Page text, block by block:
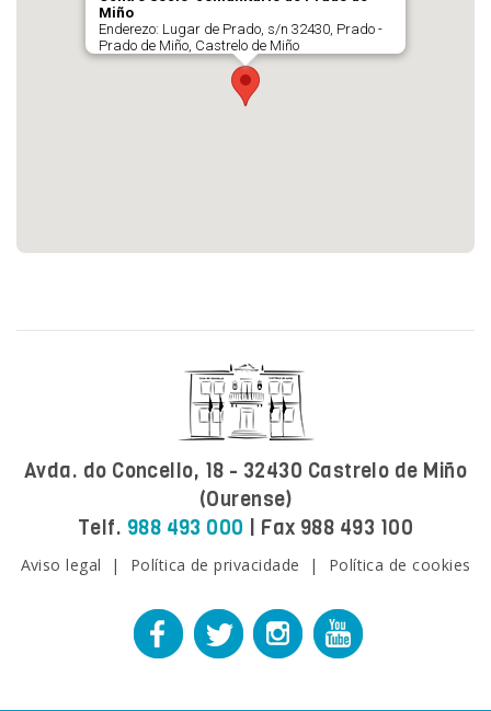
Avda. do Concello, 18 - 32430 Castrelo de Miño
(Ourense)
Telf. 988 493 000 | Fax 988 493 100
Aviso legal | Política de privacidade | Política de cookies